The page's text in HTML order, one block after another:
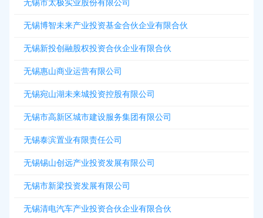
无锡市太极实业股份有限公司
无锡博智未来产业投资基金合伙企业有限合伙
无锡新投创融股权投资合伙企业有限合伙
无锡惠山商业运营有限公司
无锡宛山湖未来城投资控股有限公司
无锡市高新区城市建设服务集团有限公司
无锡泰滨置业有限责任公司
无锡锡山创远产业投资发展有限公司
无锡市新梁投资发展有限公司
无锡清电汽车产业投资合伙企业有限合伙